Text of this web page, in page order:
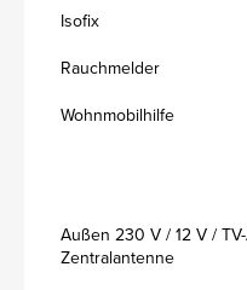
Isofix
Rauchmelder
Wohnmobilhilfe
Außen 230 V / 12 V /
Zentralantenne